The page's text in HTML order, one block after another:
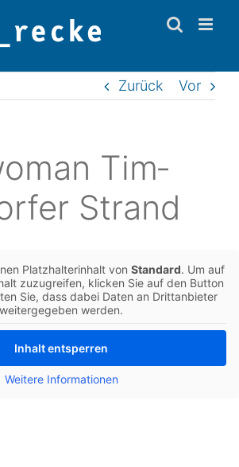
Zurück
Vor
Tim­
Strand
Platz­hal­ter­in­halt von Stan­dard. Um auf
zuzu­grei­fen, kli­cken Sie auf den Button
Sie, dass dabei Daten an Dritt­an­bie­ter
wei­ter­ge­ge­ben werden.
Inhalt ent­sper­ren
Wei­te­re Infor­ma­tio­nen